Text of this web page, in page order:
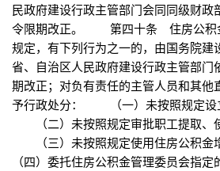
民政府建设行政主管部门会同同级财政
令限期改正。 第四十条 住房公积
规定，有下列行为之一的，由国务院建
省、自治区人民政府建设行政主管部门
期改正；对负有责任的主管人员和其他
予行政处分： （一）未按照规定设
（二）未按照规定审批职工提取、
（三）未按照规定使用住房公积
（四）委托住房公积金管理委员会指